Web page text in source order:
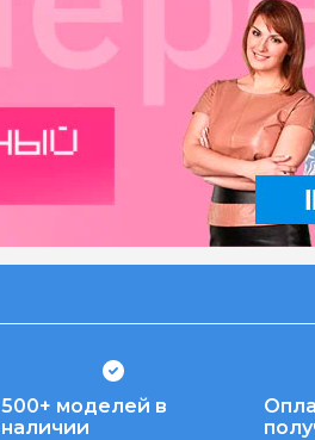
500+ моделей в
наличии